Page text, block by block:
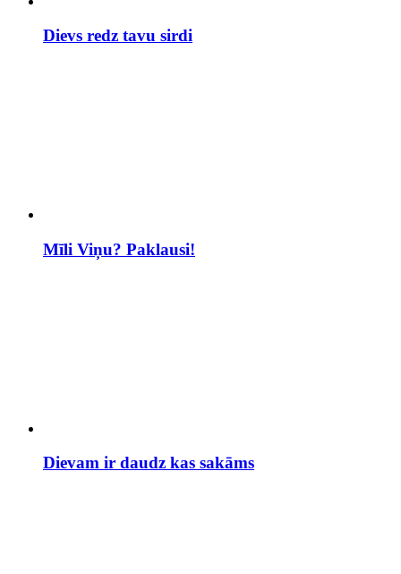
Dievs redz tavu sirdi
Mīli Viņu? Paklausi!
Dievam ir daudz kas sakāms